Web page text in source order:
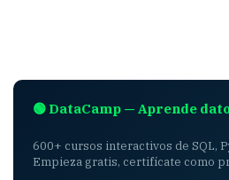
🟢 DataCamp — Aprende
600+ cursos interactivos de SQL,
Empieza gratis, certifícate como